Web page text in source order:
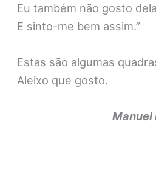
Eu também não gosto
E sinto-me bem assim.”
Estas são algumas
Aleixo que gosto.
Manuel